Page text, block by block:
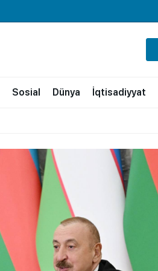
Sosial Dünya İqtisadiyyat